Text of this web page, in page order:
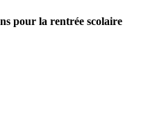
pour la rentrée scolaire